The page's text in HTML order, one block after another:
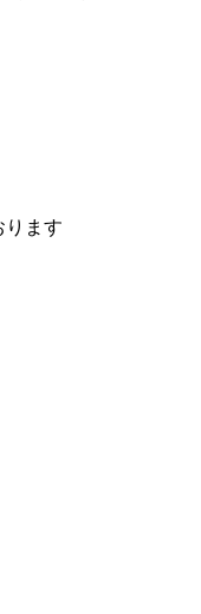
ります